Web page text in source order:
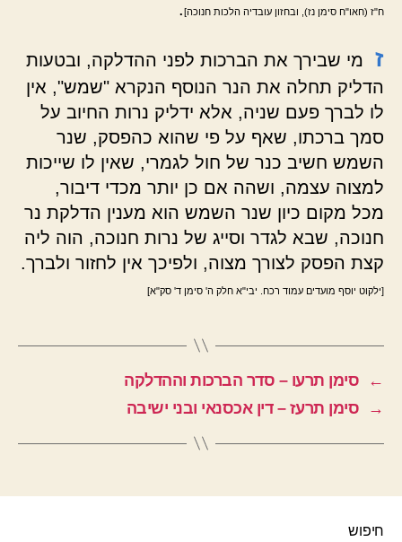
ח"ז (חאו"ח סימן נז), ובחזון עובדיה הלכות חנוכה].
ז
מי שבירך את הברכות לפני ההדלקה, ובטעות
הדליק תחלה את הנר הנוסף הנקרא "שמש", אין
לו לברך פעם שניה, אלא ידליק נרות החיוב על
סמך ברכתו, שאף על פי שהוא כהפסק, שנר
השמש חשיב כנר של חול לגמרי, שאין לו שייכות
למצוה עצמה, ושהה אם כן יותר מכדי דיבור,
מכל מקום כיון שנר השמש הוא מענין הדלקת נר
חנוכה, שבא לגדר וסייג של נרות חנוכה, הוה ליה
קצת הפסק לצורך מצוה, ולפיכך אין לחזור ולברך.
[ילקוט יוסף מועדים עמוד רכח. יבי"א חלק ה' סימן ד' סק"א]
←
סימן תרעו – סדר הברכות וההדלקה
→
סימן תרעז – דין אכסנאי ובני ישיבה
חיפוש